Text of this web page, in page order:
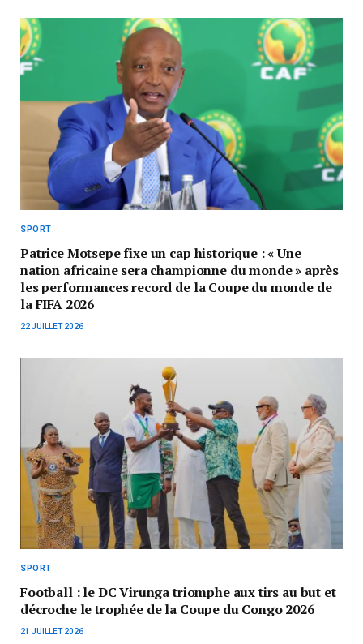
SPORT
Patrice Motsepe fixe un cap historique : « Une
nation africaine sera championne du monde » après
les performances record de la Coupe du monde de
la FIFA 2026
22 JUILLET 2026
SPORT
Football : le DC Virunga triomphe aux tirs au but et
décroche le trophée de la Coupe du Congo 2026
21 JUILLET 2026